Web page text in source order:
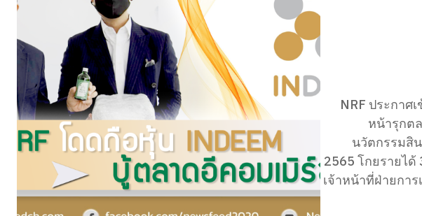
NRF ประกาศ
หน้ารุกต
นวัตกรรมสิ
2565 โกยรายได้ 300 ล้านบาท คุณ
เจ้าหน้าที่ฝ่ายกา